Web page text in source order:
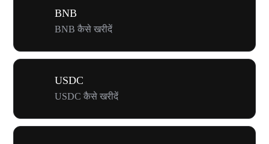
BNB
BNB कैसे खरीदें
USDC
USDC कैसे खरीदें